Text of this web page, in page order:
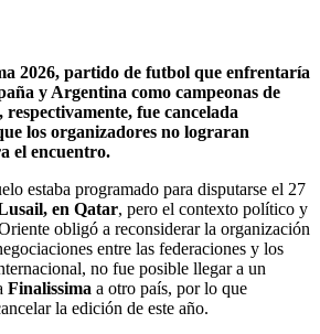
2026, partido de futbol que enfrentaría
y Argentina como campeonas de
fue cancelada
los organizadores no lograran
el encuentro.
estaba programado para disputarse el 27
en Qatar, pero el contexto político y
obligó a reconsiderar la organización
entre las federaciones y los
no fue posible llegar a un
Finalissima a otro país, por lo que
la edición de este año.